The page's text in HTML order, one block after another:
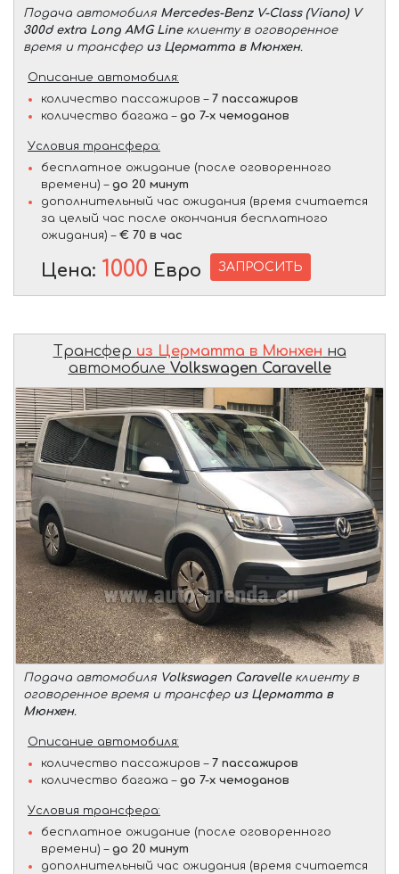
Подача автомобиля Mercedes-Benz V-Class (Viano) V
300d extra Long AMG Lineклиенту в оговоренное
время и трансфер из Церматта в Мюнхен.
Описание автомобиля:
количество пассажиров – 7 пассажиров
количество багажа – до 7-х чемоданов
Условия трансфера:
бесплатное ожидание (после оговоренного
времени) – до 20 минут
дополнительный час ожидания (время считается
за целый час после окончания бесплатного
ожидания) – € 70 в час
Цена: 1000 Евро ЗАПРОСИТЬ
Трансфер из Церматта в Мюнхен на
автомобиле Volkswagen Caravelle
Подача автомобиля Volkswagen Caravelleклиенту в
оговоренное время и трансфер из Церматта в
Мюнхен.
Описание автомобиля:
количество пассажиров – 7 пассажиров
количество багажа – до 7-х чемоданов
Условия трансфера:
бесплатное ожидание (после оговоренного
времени) – до 20 минут
дополнительный час ожидания (время считается